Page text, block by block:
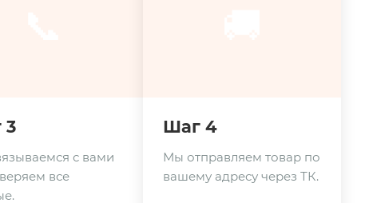
3
с вами
все
Шаг 4
Мы отправляем товар по
вашему адресу через ТК.